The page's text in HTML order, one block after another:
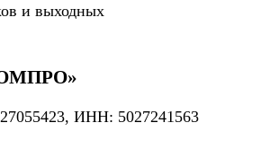
и выходных
ИНН: 5027241563